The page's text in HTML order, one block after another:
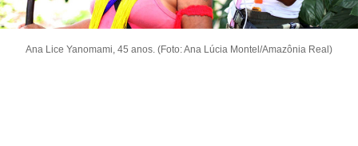
Ana Lice Yanomami, 45 anos. (Foto: Ana Lúcia Montel/Amazônia Real)